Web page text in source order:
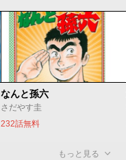
なんと孫六
さだやす圭
232話無料
もっと見る